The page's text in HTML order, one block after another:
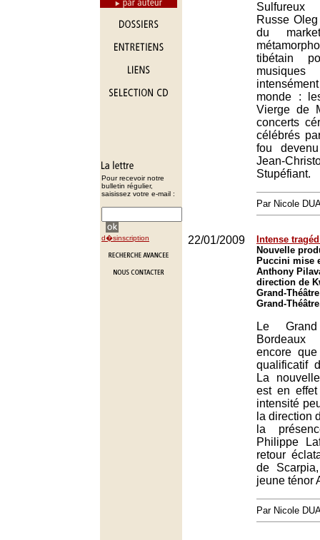
Pour recevoir notre
bulletin régulier,
saisissez votre e-mail :
d�sinscription
Russe
du
tibétain
monde :
Vierge de
concerts
célébrés
fou
Jean-
Stupéfiant.
Par Nicole
22/01/2009
Intense
Nouvelle
Puccini mise
Anthony
direction de
Grand-
Grand-
Le
encore que
qualificatif
La
est en effet
intensité
la direction
la
Philippe
retour
de
jeune ténor
Par Nicole